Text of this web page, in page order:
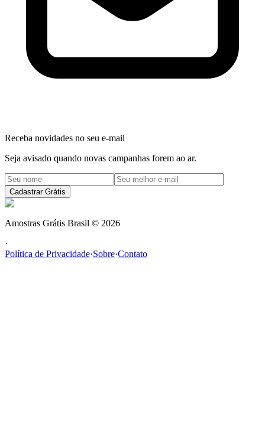
Receba novidades no seu e-mail
Seja avisado quando novas campanhas forem ao ar.
Cadastrar Grátis
Amostras Grátis Brasil © 2026
·
Política de Privacidade·Sobre·Contato